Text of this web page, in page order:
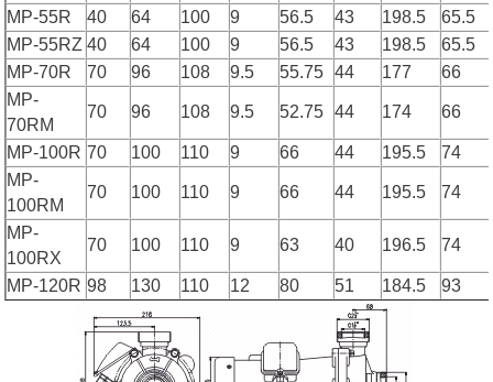
MP-55R 40 64 100 9 56.5 43 198.5
65.5
MP-55RZ 40 64 100 9 56.5 43 198.5
65.5
MP-70R
70 96 108 9.5 55.75 44 177
66
MP-
70RM
70 96 108 9.5 52.75 44 174 66
MP-100R 70 100 110 9 66 44 195.5
74
MP-
100RM
70 100 110 9 66 44 195.5 74
MP-
100RX
70 100 110 9 63 40 196.5 74
MP-120R 98 130 110 12 80 51 184.5 93